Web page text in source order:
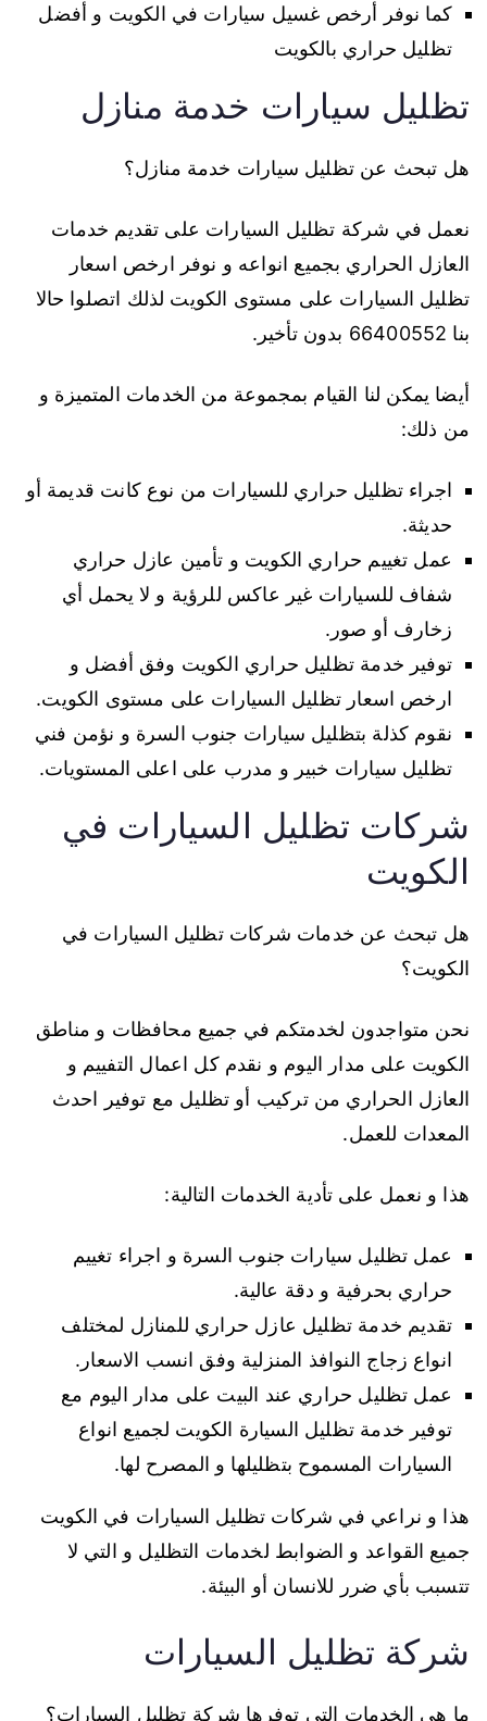
كما نوفر أرخص غسيل سيارات في الكويت و أفضل
تظليل حراري بالكويت
تظليل سيارات خدمة منازل
هل تبحث عن تظليل سيارات خدمة منازل؟
نعمل في شركة تظليل السيارات على تقديم خدمات
العازل الحراري بجميع انواعه و نوفر ارخص اسعار
تظليل السيارات على مستوى الكويت لذلك اتصلوا حالا
بنا 66400552 بدون تأخير.
أيضا يمكن لنا القيام بمجموعة من الخدمات المتميزة و
من ذلك:
اجراء تظليل حراري للسيارات من نوع كانت قديمة أو
حديثة.
عمل تغييم حراري الكويت و تأمين عازل حراري
شفاف للسيارات غير عاكس للرؤية و لا يحمل أي
زخارف أو صور.
توفير خدمة تظليل حراري الكويت وفق أفضل و
ارخص اسعار تظليل السيارات على مستوى الكويت.
نقوم كذلة بتظليل سيارات جنوب السرة و نؤمن فني
تظليل سيارات خبير و مدرب على اعلى المستويات.
شركات تظليل السيارات في
الكويت
هل تبحث عن خدمات شركات تظليل السيارات في
الكويت؟
نحن متواجدون لخدمتكم في جميع محافظات و مناطق
الكويت على مدار اليوم و نقدم كل اعمال التفييم و
العازل الحراري من تركيب أو تظليل مع توفير احدث
المعدات للعمل.
هذا و نعمل على تأدية الخدمات التالية:
عمل تظليل سيارات جنوب السرة و اجراء تغييم
حراري بحرفية و دقة عالية.
تقديم خدمة تظليل عازل حراري للمنازل لمختلف
انواع زجاج النوافذ المنزلية وفق انسب الاسعار.
عمل تظليل حراري عند البيت على مدار اليوم مع
توفير خدمة تظليل السيارة الكويت لجميع انواع
السيارات المسموح بتظليلها و المصرح لها.
هذا و نراعي في شركات تظليل السيارات في الكويت
جميع القواعد و الضوابط لخدمات التظليل و التي لا
تتسبب بأي ضرر للانسان أو البيئة.
شركة تظليل السيارات
ما هي الخدمات التي توفرها شركة تظليل السيارات؟